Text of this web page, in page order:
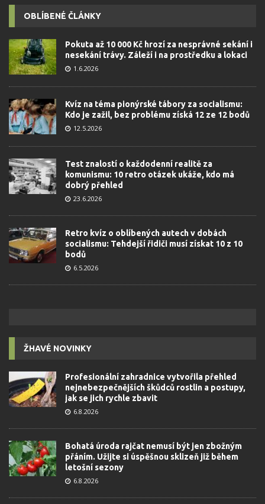
OBLÍBENÉ ČLÁNKY
Pokuta až 10 000 Kč hrozí za nesprávné sekání i
nesekání trávy. Záleží i na prostředku a lokaci
1.6.2026
Kvíz na téma pionýrské tábory za socialismu:
Kdo je zažil, bez problému získá 12 ze 12 bodů
12.5.2026
Test znalostí o každodenní realitě za
komunismu: 10 retro otázek ukáže, kdo má
dobrý přehled
23.6.2026
Retro kvíz o oblíbených autech v dobách
socialismu: Tehdejší řidiči musí získat 10 z 10
bodů
6.5.2026
ŽHAVÉ NOVINKY
Profesionální zahradnice vytvořila přehled
nejnebezpečnějších škůdců rostlin a postupy,
jak se jich rychle zbavit
6.8.2026
Bohatá úroda rajčat nemusí být jen zbožným
přáním. Užijte si úspěšnou sklizeň již během
letošní sezony
6.8.2026